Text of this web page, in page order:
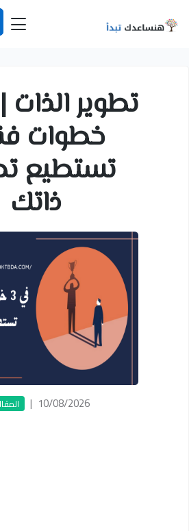
تسجيل
خطوات فقط
تستطيع تطوير
ذاتك
10/08/2026
| المقالات